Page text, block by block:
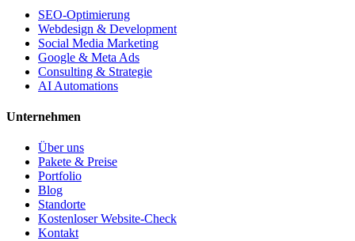
SEO-Optimierung
Webdesign & Development
Social Media Marketing
Google & Meta Ads
Consulting & Strategie
AI Automations
Unternehmen
Über uns
Pakete & Preise
Portfolio
Blog
Standorte
Kostenloser Website-Check
Kontakt